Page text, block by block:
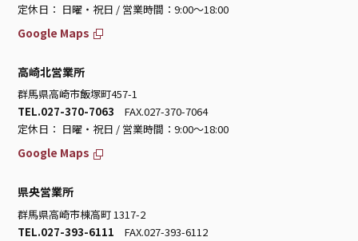
定休日： 日曜・祝日 / 営業時間：9:00～18:00
Google Maps
高崎北営業所
群馬県高崎市飯塚町457-1
TEL.027-370-7063 FAX.027-370-7064
定休日： 日曜・祝日 / 営業時間：9:00～18:00
Google Maps
県央営業所
群馬県高崎市棟高町 1317-2
TEL.027-393-6111 FAX.027-393-6112